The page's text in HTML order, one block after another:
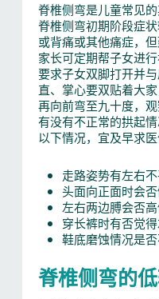
脊椎侧弯是儿童常见
脊椎侧弯初期阶段症
或背痛或其他痛症，
家长可定期帮子女进
要求子女双脚打开并
直、掌心要双贴着大
再向前弯至九十度，
有没有不正常的拱起
以下情况，宜及早求医
走路姿势有左右不
头面向正面时会否
左右两边膊会否
穿长裤时有否觉
鞋底磨蚀情况是否
脊椎侧弯的